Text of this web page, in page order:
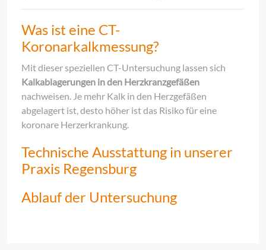
Was ist eine CT-
Koronarkalkmessung?
Mit dieser speziellen CT-Untersuchung lassen sich
Kalkablagerungen in den Herzkranzgefäßen
nachweisen. Je mehr Kalk in den Herzgefäßen
abgelagert ist, desto höher ist das Risiko für eine
koronare Herzerkrankung.
Technische Ausstattung in unserer
Praxis Regensburg
Ablauf der Untersuchung